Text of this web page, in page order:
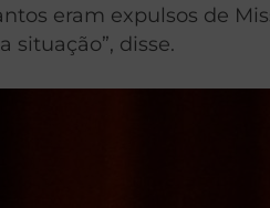
eram expulsos de
situação”, disse.